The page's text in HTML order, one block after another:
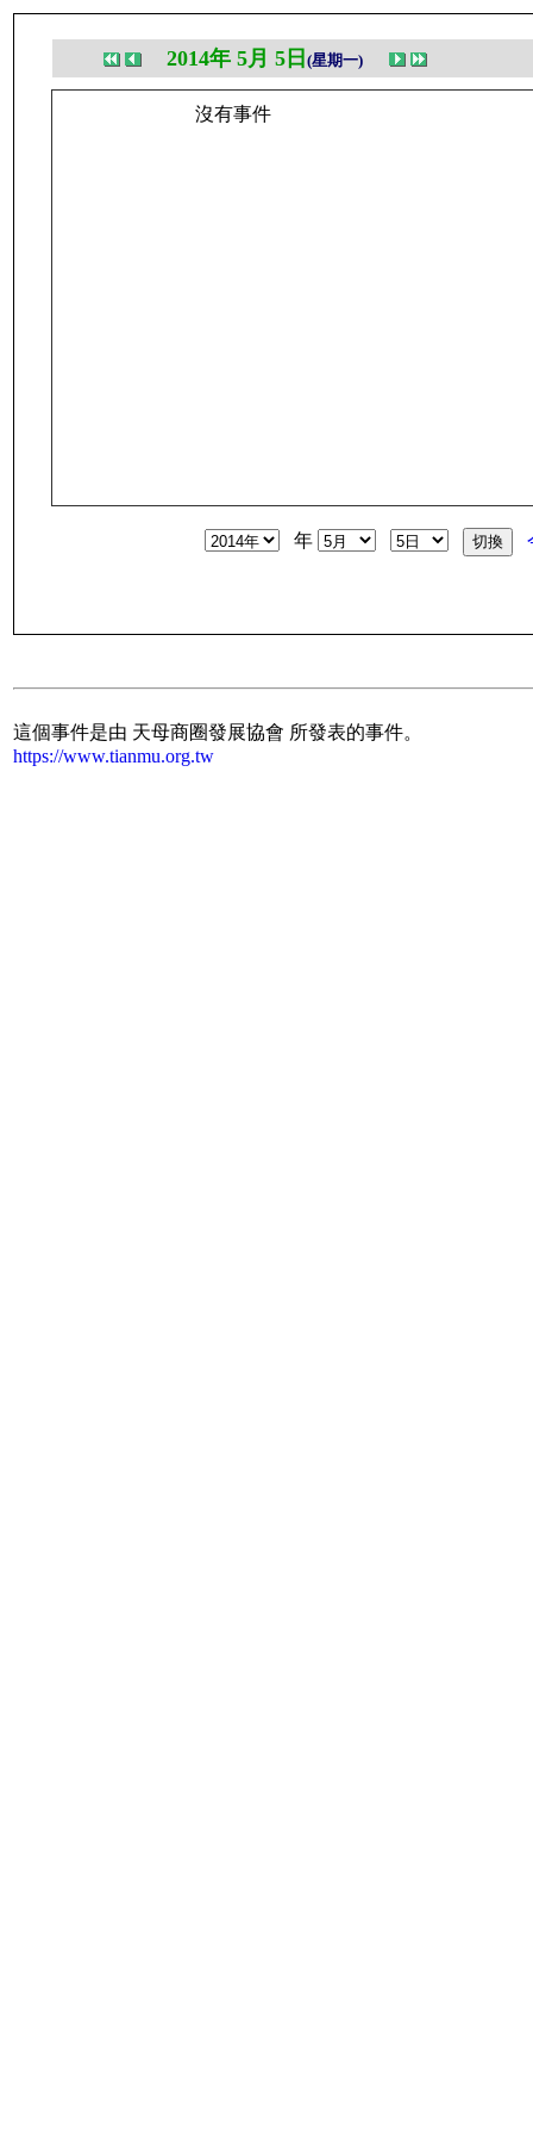
2014年 5月 5日 (星期一)
沒有事件
年
這個事件是由 天母商圈發展協會 所發表的事件。
https://www.tianmu.org.tw